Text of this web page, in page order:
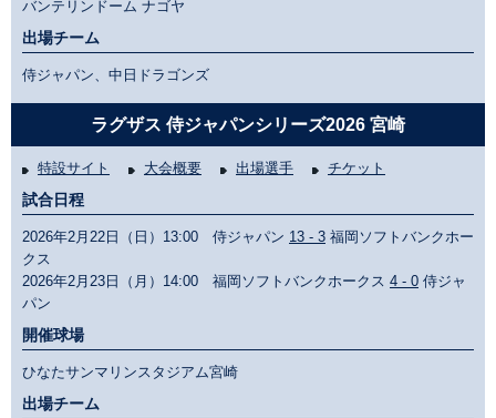
バンテリンドーム ナゴヤ
出場チーム
侍ジャパン、中日ドラゴンズ
ラグザス 侍ジャパンシリーズ2026 宮崎
特設サイト 大会概要 出場選手 チケット
試合日程
2026年2月22日（日）13:00 侍ジャパン 13 - 3 福岡ソフトバンクホー
クス
2026年2月23日（月）14:00 福岡ソフトバンクホークス 4 - 0 侍ジャ
パン
開催球場
ひなたサンマリンスタジアム宮崎
出場チーム